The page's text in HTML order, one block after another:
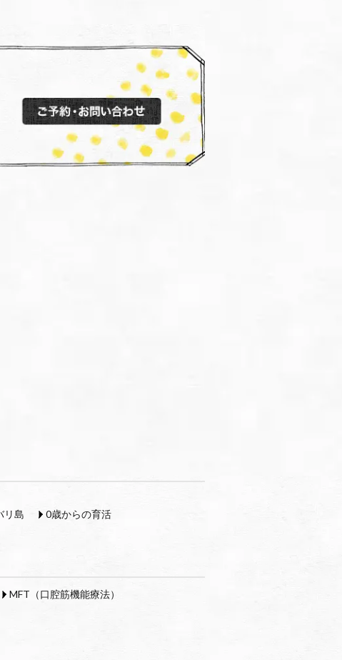
リ島
0歳からの育活
MFT（口腔筋機能療法）